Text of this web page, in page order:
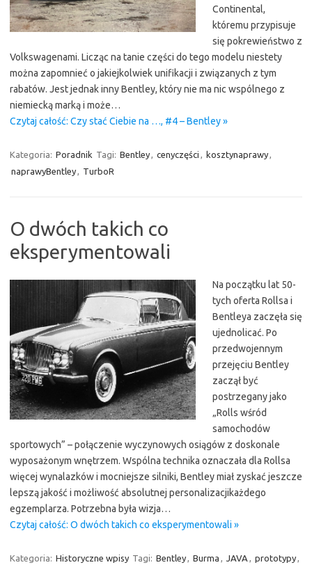
Continental,
któremu przypisuje
się pokrewieństwo z
Volkswagenami. Licząc na tanie części do tego modelu niestety
można zapomnieć o jakiejkolwiek unifikacji i związanych z tym
rabatów. Jest jednak inny Bentley, który nie ma nic wspólnego z
niemiecką marką i może…
Czytaj całość: Czy stać Ciebie na …, #4 – Bentley »
Kategoria: Poradnik Tagi: Bentley, cenyczęści , kosztynaprawy,
naprawyBentley, TurboR
O dwóch takich co
eksperymentowali
Na początku lat 50-
tych oferta Rollsa i
Bentleya zaczęła się
ujednolicać. Po
przedwojennym
przejęciu Bentley
zaczął być
postrzegany jako
„Rolls wśród
samochodów
sportowych” – połączenie wyczynowych osiągów z doskonale
wyposażonym wnętrzem. Wspólna technika oznaczała dla Rollsa
więcej wynalazków i mocniejsze silniki, Bentley miał zyskać jeszcze
lepszą jakość i możliwość absolutnej personalizacjikażdego
egzemplarza. Potrzebna była wizja…
Czytaj całość: O dwóch takich co eksperymentowali »
Kategoria: Historyczne wpisy Tagi: Bentley, Burma , JAVA , prototypy,